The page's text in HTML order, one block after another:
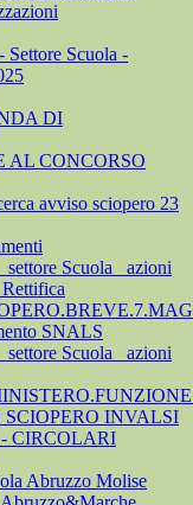
Settore Scuola -
DI
AL CONCORSO
avviso sciopero 23
Scuola_ azioni
SNALS
Scuola_ azioni
INVALSI
CIRCOLARI
Abruzzo Molise